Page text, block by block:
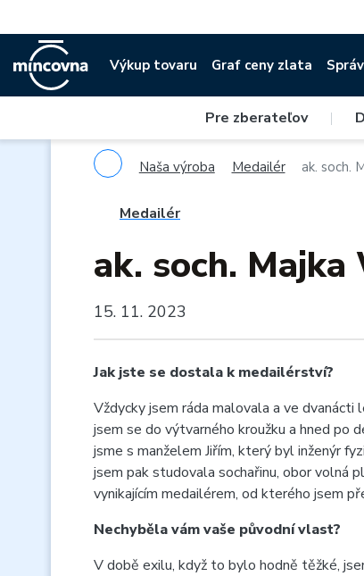
Výkup tovaru Graf ceny zlata
Pre zberateľov |
Naša výroba Medailér ak. soch.
Medailér
ak. soch. Majka
15. 11. 2023
Jak jste se dostala k medailérství?
Vždycky jsem ráda malovala a ve
jsem se do výtvarného kroužku a hned po
jsme s manželem Jiřím, který byl inženýr
jsem pak studovala sochařinu, obor volná
vynikajícím medailérem, od kterého jsem
Nechyběla vám vaše původní vlast?
V době exilu, když to bylo hodně těžké,